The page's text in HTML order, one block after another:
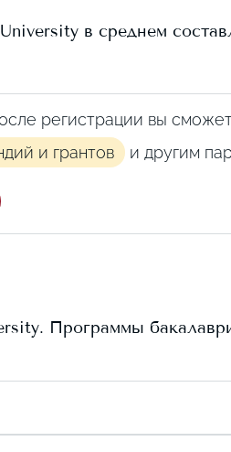
в среднем
регистрации вы
и грантов и другим
. Программы